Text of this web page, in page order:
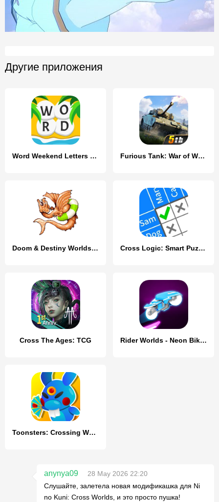
Другие приложения
Word Weekend Letters & Worlds Furious Tank: War of Worlds
Doom & Destiny Worlds Lite Cross Logic: Smart Puzzle Game
Cross The Ages: TCG Rider Worlds - Neon Bike Races
Toonsters: Crossing Worlds
anynya09
28 May 2026 22:20
Слушайте, залетела новая модификашка для Ni
no Kuni: Cross Worlds, и это просто пушка!